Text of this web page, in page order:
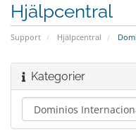
Hjälpcentral
Support Hjälpcentral
Kategorier